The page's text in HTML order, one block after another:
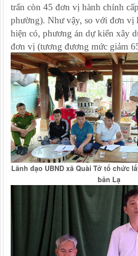
trấn còn 45 đơn vị hành chính
phường). Như vậy, so với đơn vị
hiện có, phương án dự kiến xây
đơn vị (tương đương mức giảm
Lãnh đạo UBND xã Quài Tở tổ chức
bản Lạ